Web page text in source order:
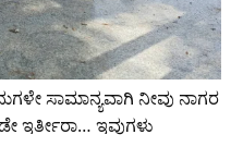
ಸಾಮಾನ್ಯವಾಗಿ ನೀವು ನಾಗರ
ಇರ್ತೀರಾ… ಇವುಗಳು